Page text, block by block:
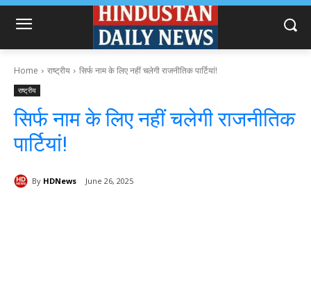
Home राष्ट्रीय सिर्फ नाम के लिए नहीं चलेगी राजनीतिक पार्टियां!
राष्ट्रीय
सिर्फ नाम के लिए नहीं चलेगी राजनीतिक
पार्टियां!
By HDNews June 26, 2025